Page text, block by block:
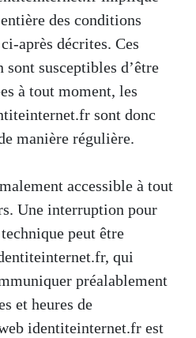
des conditions
après décrites. Ces
susceptibles d’être
à tout moment, les
sont donc
manière régulière.
accessible à tout
Une interruption pour
peut être
qui
préalablement
et heures de
identiteinternet.fr est